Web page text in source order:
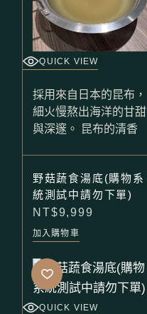
QUICK VIEW
採用來自日本的昆布，
細火慢熬出海洋的甘甜
與深邃。 昆布的清香
野菇蔬食湯底(購物系
統測試中請勿下單)
NT$9,999
加入購物車
QUICK VIEW